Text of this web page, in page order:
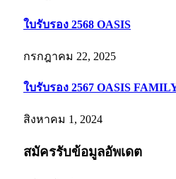
ใบรับรอง 2568 OASIS
กรกฎาคม 22, 2025
ใบรับรอง 2567 OASIS
สิงหาคม 1, 2024
สมัครรับข้อมูลอัพเดต